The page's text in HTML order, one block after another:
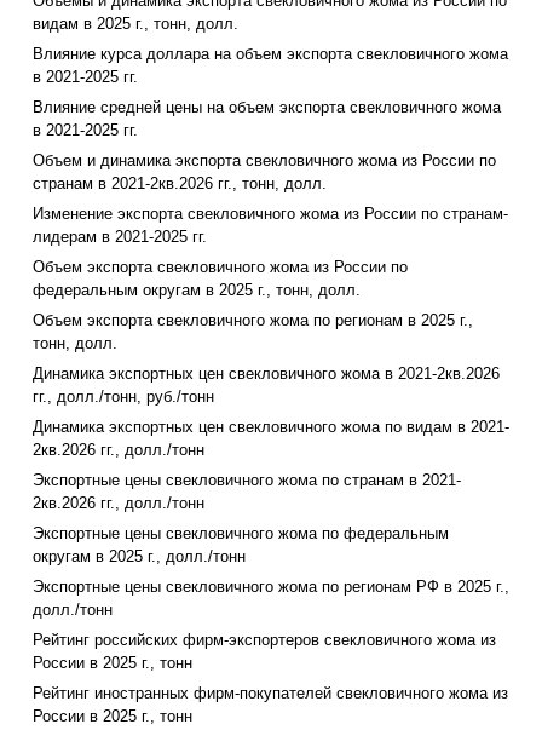
видам в 2025 г., тонн, долл.
Влияние курса доллара на объем экспорта свекловичного жома
в 2021-2025 гг.
Влияние средней цены на объем экспорта свекловичного жома
в 2021-2025 гг.
Объем и динамика экспорта свекловичного жома из России по
странам в 2021-2кв.2026 гг., тонн, долл.
Изменение экспорта свекловичного жома из России по странам-
лидерам в 2021-2025 гг.
Объем экспорта свекловичного жома из России по
федеральным округам в 2025 г., тонн, долл.
Объем экспорта свекловичного жома по регионам в 2025 г.,
тонн, долл.
Динамика экспортных цен свекловичного жома в 2021-2кв.2026
гг., долл./тонн, руб./тонн
Динамика экспортных цен свекловичного жома по видам в 2021-
2кв.2026 гг., долл./тонн
Экспортные цены свекловичного жома по странам в 2021-
2кв.2026 гг., долл./тонн
Экспортные цены свекловичного жома по федеральным
округам в 2025 г., долл./тонн
Экспортные цены свекловичного жома по регионам РФ в 2025 г.,
долл./тонн
Рейтинг российских фирм-экспортеров свекловичного жома из
России в 2025 г., тонн
Рейтинг иностранных фирм-покупателей свекловичного жома из
России в 2025 г., тонн